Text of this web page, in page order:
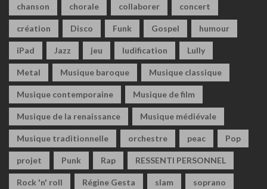
chanson chorale collaborer concert
création Disco Funk Gospel humour
iPad Jazz jeu ludification Lully
Metal Musique baroque Musique classique
Musique contemporaine Musique de film
Musique de la renaissance Musique médiévale
Musique traditionnelle orchestre peac Pop
projet Punk Rap RESSENTI PERSONNEL
Rock 'n' roll Régine Gesta slam soprano